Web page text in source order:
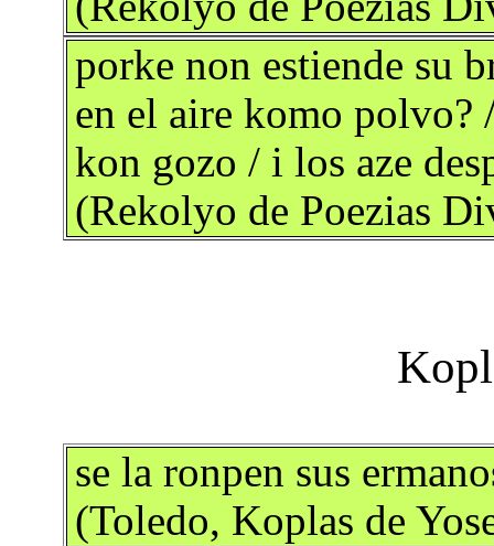
porke non estiende su
en el aire komo polvo?
kon gozo / i los aze
(Rekolyo de Poezias
se la ronpen sus
(Toledo, Koplas de